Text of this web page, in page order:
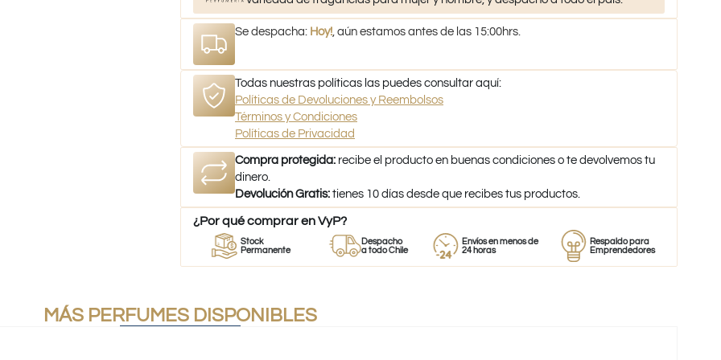
Se despacha: Hoy! , aún estamos antes de las 15:00hrs.
Todas nuestras políticas las puedes consultar aquí:
Políticas de Devoluciones y Reembolsos
Términos y Condiciones
Políticas de Privacidad
Compra protegida: recibe el producto en buenas condiciones o te devolvemos tu
dinero.
Devolución Gratis: tienes 10 días desde que recibes tus productos.
¿Por qué comprar en VyP?
Stock
Permanente
Despacho
a todo Chile
Envíos en menos de
24 horas
Respaldo para
Emprendedores
MÁS PERFUMES DISPONIBLES